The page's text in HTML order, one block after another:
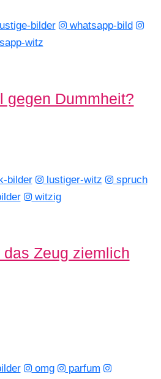
bilder
whatsapp-bild
witz
gegen Dummheit?
bilder lustiger-witz
spruch
witzig
Zeug ziemlich
omg
parfum